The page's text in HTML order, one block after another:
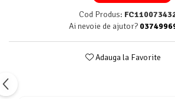
Cod Produs:
Ai nevoie de ajutor?
Adauga la Favorite